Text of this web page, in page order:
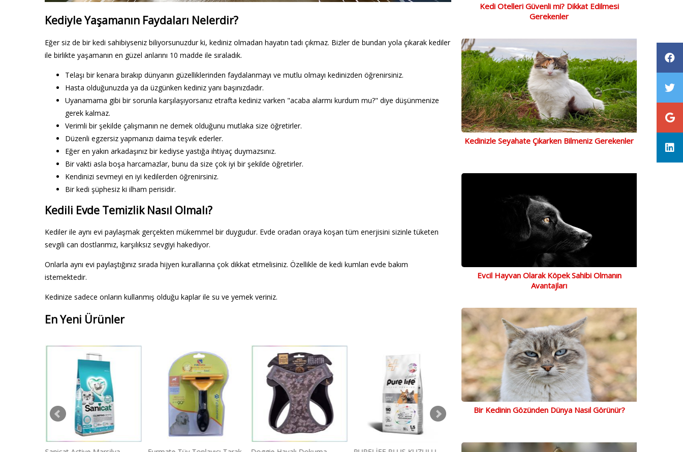
Kediyle Yaşamanın Faydaları Nelerdir?
Eğer siz de bir kedi sahibiyseniz biliyorsunuzdur ki, kediniz olmadan hayatın tadı çıkmaz. Bizler de bundan yola çıkarak kediler
ile birlikte yaşamanın en güzel anlarını 10 madde ile sıraladık.
Telaşı bir kenara bırakıp dünyanın güzelliklerinden faydalanmayı ve mutlu olmayı kedinizden öğrenirsiniz.
Hasta olduğunuzda ya da üzgünken kediniz yanı başınızdadır.
Uyanamama gibi bir sorunla karşılaşıyorsanız etrafta kediniz varken "acaba alarmı kurdum mu?" diye düşünmenize
gerek kalmaz.
Verimli bir şekilde çalışmanın ne demek olduğunu mutlaka size öğretirler.
Düzenli egzersiz yapmanızı daima teşvik ederler.
Eğer en yakın arkadaşınız bir kediyse yastığa ihtiyaç duymazsınız.
Bir vakti asla boşa harcamazlar, bunu da size çok iyi bir şekilde öğretirler.
Kendinizi sevmeyi en iyi kedilerden öğrenirsiniz.
Bir kedi şüphesiz ki ilham perisidir.
Kedili Evde Temizlik Nasıl Olmalı?
Kediler ile aynı evi paylaşmak gerçekten mükemmel bir duygudur. Evde oradan oraya koşan tüm enerjisini sizinle tüketen
sevgili can dostlarımız, karşılıksız sevgiyi hakediyor.
Onlarla aynı evi paylaştığınız sırada hijyen kurallarına çok dikkat etmelisiniz. Özellikle de kedi kumları evde bakım
istemektedir.
Kedinize sadece onların kullanmış olduğu kaplar ile su ve yemek veriniz.
En Yeni Ürünler
Kedi Otelleri Güvenli mi? Dikkat Edilmesi
Gerekenler
Kedinizle Seyahate Çıkarken Bilmeniz Gerekenler
Evcil Hayvan Olarak Köpek Sahibi Olmanın
Avantajları
Bir Kedinin Gözünden Dünya Nasıl Görünür?